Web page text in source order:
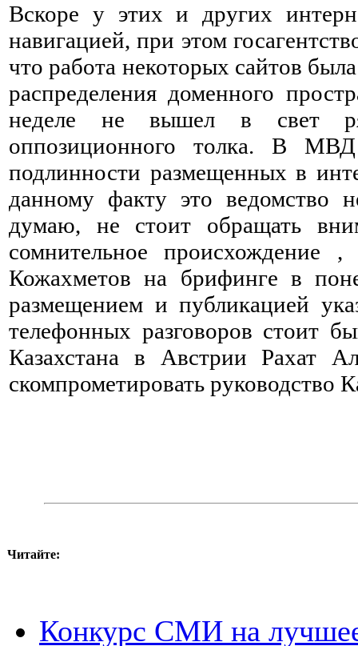
Вскоре у этих и других
навигацией, при этом
что работа некоторых сайтов
распределения доменного
неделе не вышел в свет
оппозиционного толка. В МВД
подлинности размещенных в
данному факту это ведомство
думаю, не стоит обращать
сомнительное происхождение
Кожахметов на брифинге в
размещением и публикацией
телефонных разговоров стоит
Казахстана в Австрии Рахат
скомпрометировать руководство
Читайте:
Конкурс СМИ на